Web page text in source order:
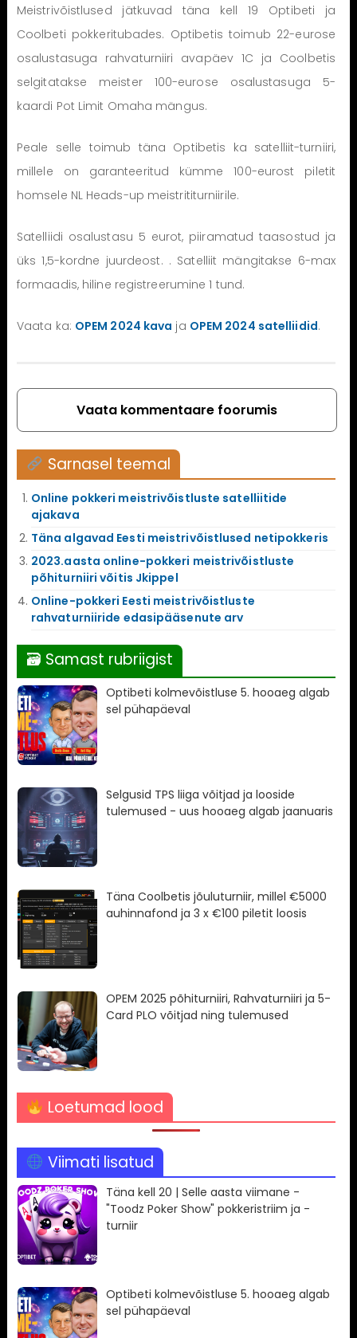
Meistrivõistlused jätkuvad täna kell 19 Optibeti ja
Coolbeti pokkeritubades. Optibetis toimub 22-eurose
osalustasuga rahvaturniiri avapäev 1C ja Coolbetis
selgitatakse meister 100-eurose osalustasuga 5-
kaardi Pot Limit Omaha mängus.
Peale selle toimub täna Optibetis ka satelliit-turniiri,
millele on garanteeritud kümme 100-eurost piletit
homsele NL Heads-up meistrititurniirile.
Satelliidi osalustasu 5 eurot, piiramatud taasostud ja
üks 1,5-kordne juurdeost. . Satelliit mängitakse 6-max
formaadis, hiline registreerumine 1 tund.
Vaata ka: OPEM 2024 kava ja OPEM 2024 satelliidid.
Vaata kommentaare foorumis
Sarnasel teemal
Online pokkeri meistrivõistluste satelliitide
ajakava
Täna algavad Eesti meistrivõistlused netipokkeris
2023.aasta online-pokkeri meistrivõistluste
põhiturniiri võitis Jkippel
Online-pokkeri Eesti meistrivõistluste
rahvaturniiride edasipääsenute arv
🗃 Samast rubriigist
Optibeti kolmevõistluse 5. hooaeg algab
sel pühapäeval
Selgusid TPS liiga võitjad ja looside
tulemused - uus hooaeg algab jaanuaris
Täna Coolbetis jõuluturniir, millel €5000
auhinnafond ja 3 x €100 piletit loosis
OPEM 2025 põhiturniiri, Rahvaturniiri ja 5-
Card PLO võitjad ning tulemused
Loetumad lood
Viimati lisatud
Täna kell 20 | Selle aasta viimane -
"Toodz Poker Show" pokkeristriim ja -
turniir
Optibeti kolmevõistluse 5. hooaeg algab
sel pühapäeval